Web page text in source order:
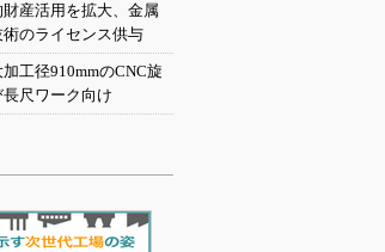
産活用を拡大、金属
のライセンス供与
工径910mmのCNC旋
尺ワーク向け